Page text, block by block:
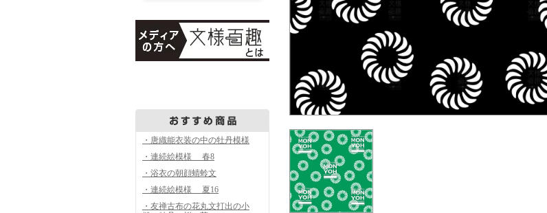
・唐織能衣装の中の牡丹模様
・連続絵模様 春8
・浴衣の朝顔蜻蛉文
・連続絵模様 夏16
・友禅古布の花丸文打出の小